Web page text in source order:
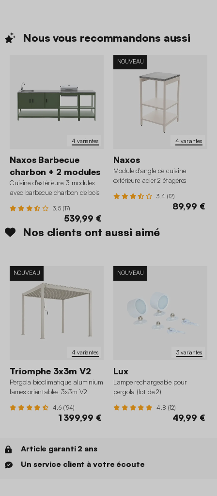
Nous vous recommandons aussi
4 variantes
Naxos Barbecue
charbon + 2 modules
Cuisine d'extérieure 3 modules
avec barbecue charbon de bois
thermomètre
3.5 (17)
539,99 €
4 variantes
NOUVEAU
Naxos
Module d'angle de cuisine
extérieure acier 2 étagères
3.4 (12)
89,99 €
Nos clients ont aussi aimé
4 variantes
NOUVEAU
Triomphe 3x3m V2
Pergola bioclimatique aluminium
lames orientables 3x3m V2
4.6 (194)
1 399,99 €
3 variantes
NOUVEAU
Lux
Lampe rechargeable pour
pergola (lot de 2)
4.8 (12)
49,99 €
Article garanti 2 ans
Un service client à votre écoute